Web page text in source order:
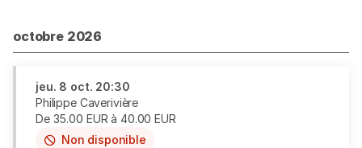
octobre 2026
jeu. 8 oct. 20:30
Philippe Caverivière
De 35.00 EUR à 40.00 EUR
Non disponible